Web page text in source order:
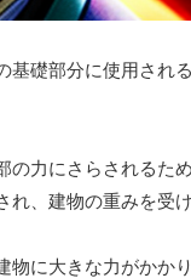
礎部分に使用され
力にさらされるた
、建物の重みを受
に大きな力がかか